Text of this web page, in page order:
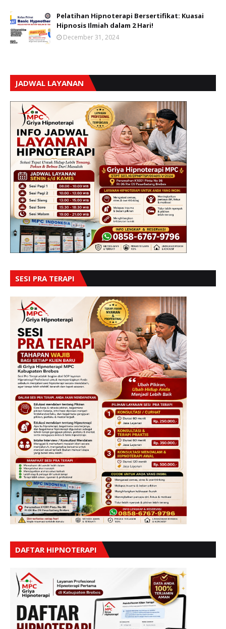
Pelatihan Hipnoterapi Bersertifikat: Kuasai
Hipnosis Ilmiah dalam 2 Hari!
December 31, 2024
JADWAL LAYANAN
SESI PRA TERAPI
DAFTAR HIPNOTERAPI